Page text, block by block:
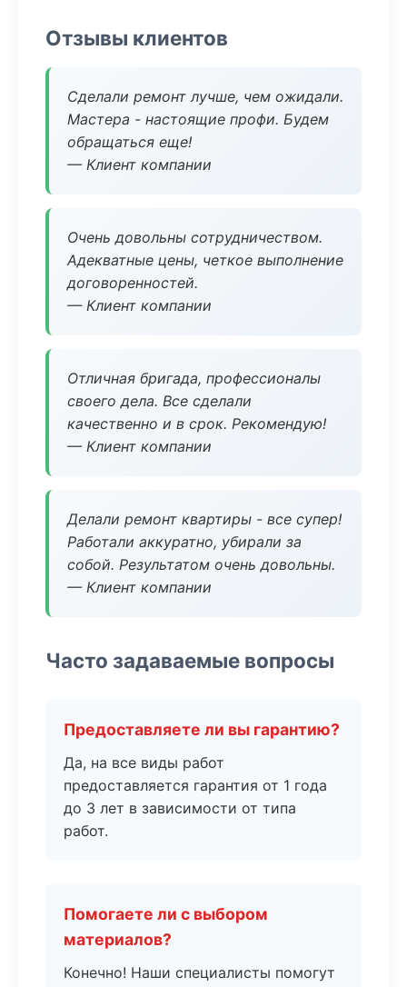
Отзывы клиентов
Сделали ремонт лучше, чем ожидали.
Мастера - настоящие профи. Будем
обращаться еще!
— Клиент компании
Очень довольны сотрудничеством.
Адекватные цены, четкое выполнение
договоренностей.
— Клиент компании
Отличная бригада, профессионалы
своего дела. Все сделали
качественно и в срок. Рекомендую!
— Клиент компании
Делали ремонт квартиры - все супер!
Работали аккуратно, убирали за
собой. Результатом очень довольны.
— Клиент компании
Часто задаваемые вопросы
Предоставляете ли вы гарантию?
Да, на все виды работ
предоставляется гарантия от 1 года
до 3 лет в зависимости от типа
работ.
Помогаете ли с выбором
материалов?
Конечно! Наши специалисты помогут